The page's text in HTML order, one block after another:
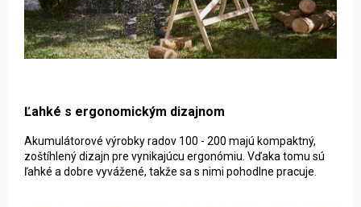
Ľahké s ergonomickým dizajnom
Akumulátorové výrobky radov 100 - 200 majú kompaktný,
zoštíhlený dizajn pre vynikajúcu ergonómiu. Vďaka tomu sú
ľahké a dobre vyvážené, takže sa s nimi pohodlne pracuje.